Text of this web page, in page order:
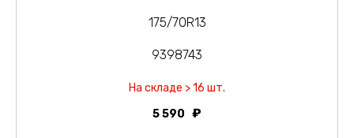
175/70R13
9398743
На складе > 16 шт.
5 590